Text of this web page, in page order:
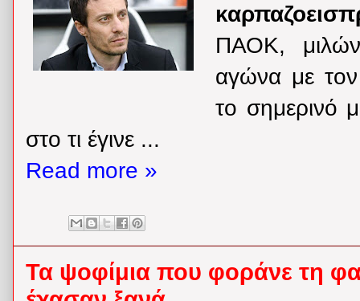
ΠΑΟΚ,
αγώνα με
το σημερινό
στο τι έγινε ...
Read more »
Τα ψοφίμια που φοράνε τη